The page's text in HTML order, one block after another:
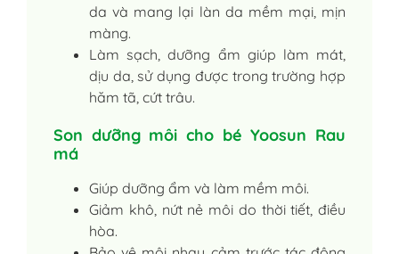
da và mang lại làn da mềm mại, mịn
màng.
Làm sạch, dưỡng ẩm giúp làm mát,
dịu da, sử dụng được trong trường hợp
hăm tã, cứt trâu.
Son dưỡng môi cho bé Yoosun Rau
má
Giúp dưỡng ẩm và làm mềm môi.
Giảm khô, nứt nẻ môi do thời tiết, điều
hòa.